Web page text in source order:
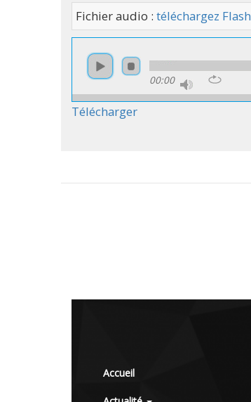
Fichier audio : téléchargez Flash
00:00
Télécharger
Accueil